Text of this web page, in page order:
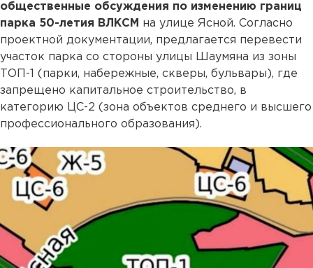
общественные обсуждения по изменению границ
парка 50-летия ВЛКСМ на улице Ясной. Согласно
проектной документации, предлагается перевести
участок парка со стороны улицы Шаумяна из зоны
ТОП-1 (парки, набережные, скверы, бульвары), где
запрещено капитальное строительство, в
категорию ЦС-2 (зона объектов среднего и высшего
профессионального образования).